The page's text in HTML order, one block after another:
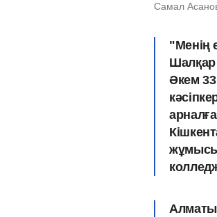
Самал
"Менің
Әкем